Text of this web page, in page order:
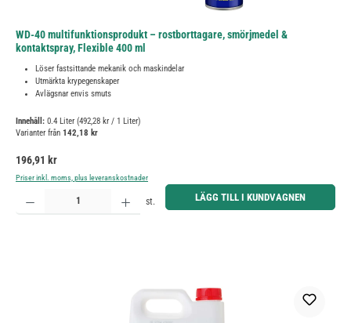
WD-40 multifunktionsprodukt – rostborttagare, smörjmedel &
kontaktspray, Flexible 400 ml
Löser fastsittande mekanik och maskindelar
Utmärkta krypegenskaper
Avlägsnar envis smuts
Innehåll: 0.4 Liter (492,28 kr / 1 Liter)
Varianter från 142,18 kr
Ordinarie pris:
196,91 kr
Priser inkl. moms, plus leveranskostnader
Produktkvantitet: Ange önskat belopp eller använd knapparna för att öka eller minska kvantiteten.
st. LÄGG TILL I KUNDVAGNEN